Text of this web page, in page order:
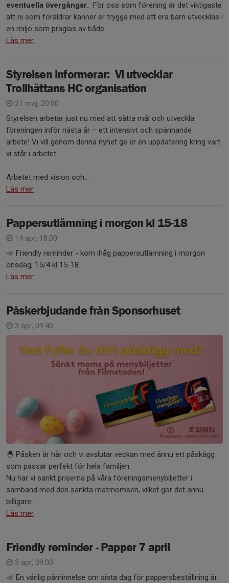
eventuella övergångar. För oss som förening är det viktigaste
att ni som föräldrar känner er trygga med att era barn utvecklas i
en miljö som präglas av både...
Läs mer
Styrelsen informerar: Vi utvecklar
Trollhättans HC organisation
21 maj, 20:00
Styrelsen arbetar just nu med att sätta mål och utveckla
föreningen inför nästa år – ett intensivt och spännande
arbete! Vi vill genom denna nyhet ge er en uppdatering kring vart
vi står i arbetet.
Arbetet med vision och...
Läs mer
Pappersutlämning i morgon kl 15-18
14 apr, 18:00
📣 Friendly reminder - kom ihåg pappersutlämning i morgon
onsdag, 15/4 kl 15-18.
Läs mer
Påskerbjudande från Sponsorhuset
3 apr, 09:40
🐣 Påsken är här och vi avslutar veckan med ännu ett påskägg
som passar perfekt för hela familjen.
Nu har vi sänkt priserna på våra föreningsmenybiljetter i
samband med den sänkta matmomsen, vilket gör det ännu
billigare...
Läs mer
Friendly reminder - Papper 7 april
3 apr, 09:00
📣 En vänlig påminnelse om sista dag för pappersbeställning är